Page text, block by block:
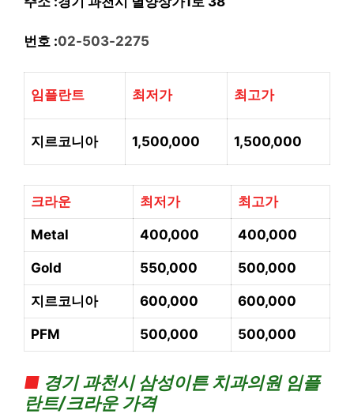
번호 :02-503-2275
임플란트 최저가 최고가
지르코니아 1,500,000 1,500,000
크라운 최저가 최고가
Metal 400,000 400,000
Gold 550,000 500,000
지르코니아 600,000 600,000
PFM 500,000 500,000
■ 경기 과천시 삼성이튼 치과의원 임플
란트/크라운 가격